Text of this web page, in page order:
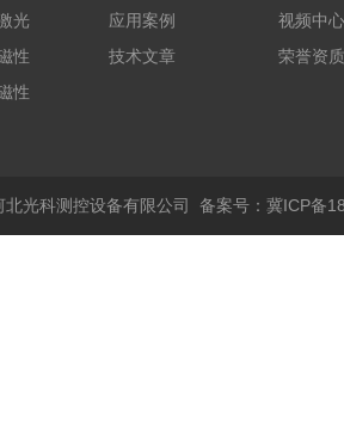
光
性
性
应用案例
技术文章
视频中心
荣誉资质
光科测控设备有限公司 备案号：冀ICP备